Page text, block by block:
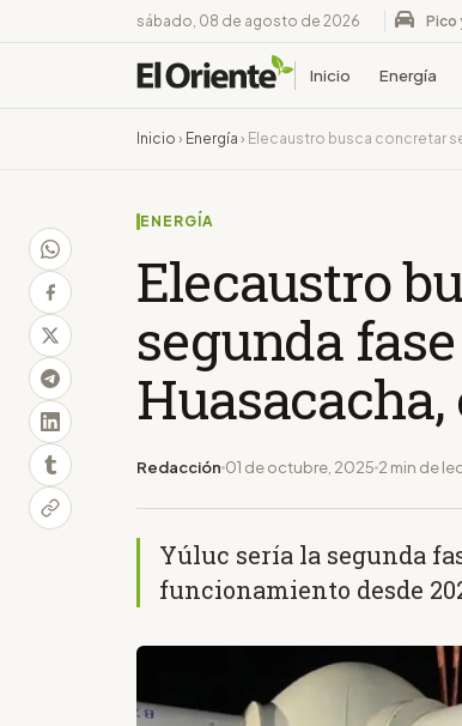
sábado, 08 de agosto de 2026 Pico
Inicio Energía
Inicio › Energía › Elecaustro busca concretar
ENERGÍA
Elecaustro
segunda
Huasacacha,
Redacción 01 de octubre, 2025 2 min de
Yúluc sería la segunda
funcionamiento desde